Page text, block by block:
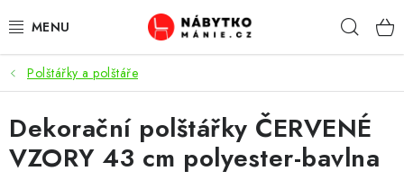
na
OBÝVACÍ POKOJ
KUCHYŇ A JÍDELNA
LOŽNICE
Polštářky a polštáře
Dekorační polštářky ČERVENÉ
VZORY 43 cm polyester-bavlna